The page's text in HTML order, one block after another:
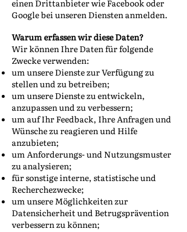
einen Drittanbieter wie Facebook oder
Google bei unseren Diensten anmelden.
Warum erfassen wir diese Daten?
Wir können Ihre Daten für folgende
Zwecke verwenden:
um unsere Dienste zur Verfügung zu
stellen und zu betreiben;
um unsere Dienste zu entwickeln,
anzupassen und zu verbessern;
um auf Ihr Feedback, Ihre Anfragen und
Wünsche zu reagieren und Hilfe
anzubieten;
um Anforderungs- und Nutzungsmuster
zu analysieren;
für sonstige interne, statistische und
Recherchezwecke;
um unsere Möglichkeiten zur
Datensicherheit und Betrugsprävention
verbessern zu können;